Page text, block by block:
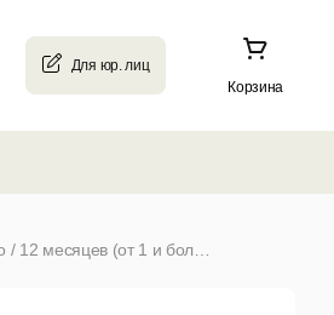
Корзина